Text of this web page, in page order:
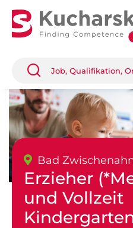
Bad
Erzieher
und Vollzeit